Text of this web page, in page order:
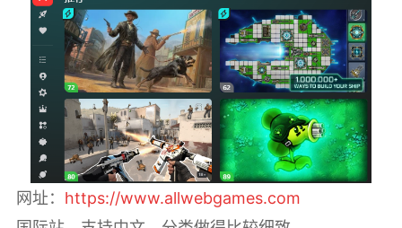
网址： https://www.allwebgames.com